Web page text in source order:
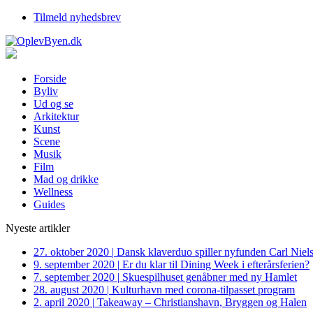
Tilmeld nyhedsbrev
Forside
Byliv
Ud og se
Arkitektur
Kunst
Scene
Musik
Film
Mad og drikke
Wellness
Guides
Nyeste artikler
27. oktober 2020 | Dansk klaverduo spiller nyfunden Carl
9. september 2020 | Er du klar til Dining Week i efterårsferien?
7. september 2020 | Skuespilhuset genåbner med ny Hamlet
28. august 2020 | Kulturhavn med corona-tilpasset program
2. april 2020 | Takeaway – Christianshavn, Bryggen og Halen